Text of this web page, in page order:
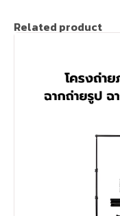
Related product